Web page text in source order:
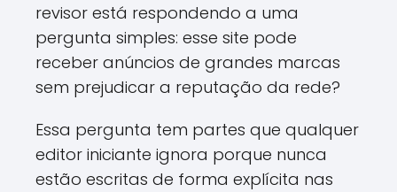
revisor está respondendo a uma
pergunta simples: esse site pode
receber anúncios de grandes marcas
sem prejudicar a reputação da rede?
Essa pergunta tem partes que qualquer
editor iniciante ignora porque nunca
estão escritas de forma explícita nas